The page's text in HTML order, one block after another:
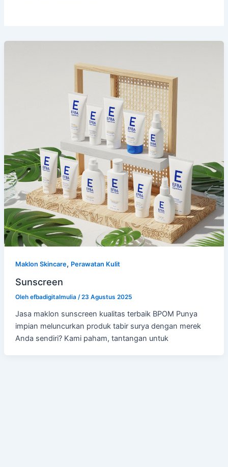
Maklon Skincare, Perawatan Kulit
Sunscreen
Oleh efbadigitalmulia /23 Agustus 2025
Jasa maklon sunscreen kualitas terbaik BPOM Punya
impian meluncurkan produk tabir surya dengan merek
Anda sendiri? Kami paham, tantangan untuk